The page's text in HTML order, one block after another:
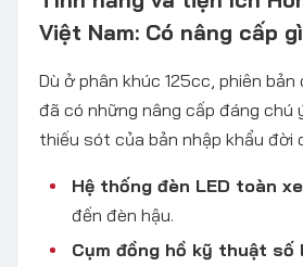
Việt Nam: Có nâng cấp
Dù ở phân khúc 125cc, phiên
đã có những nâng cấp đáng chú
thiếu sót của bản nhập khẩu đời
Hệ thống đèn LED toàn
đến đèn hậu.
Cụm đồng hồ kỹ thuật số